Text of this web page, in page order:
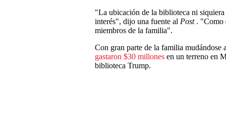
"La ubicación de la biblioteca ni
interés", dijo una fuente al Post. "Como
miembros de la familia".
Con gran parte de la familia mudándose
gastaron $30 millones en un terreno en
biblioteca Trump.